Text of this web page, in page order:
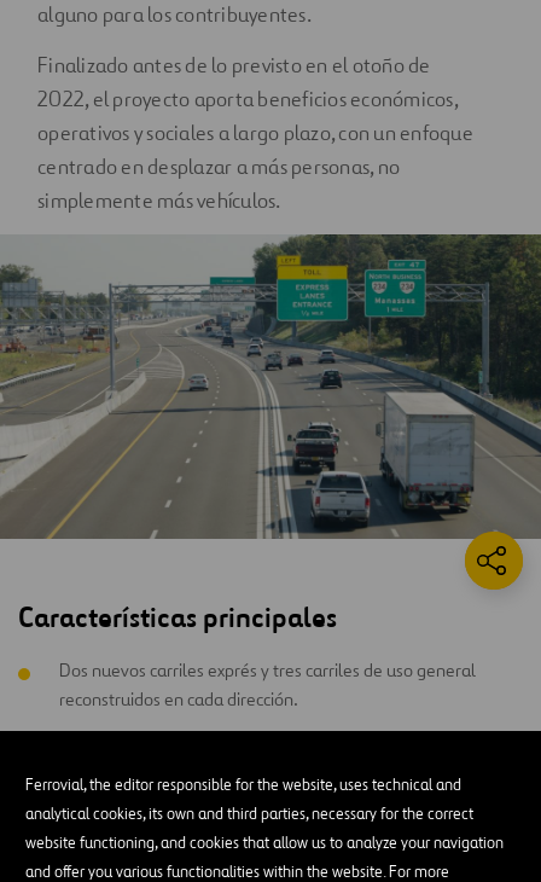
Ferrovial, the editor responsible for the website, uses technical and
analytical cookies, its own and third parties, necessary for the correct
website functioning, and cookies that allow us to analyze your navigation
and offer you various functionalities within the website. For more
alguno para los contribuyentes.
Finalizado antes de lo previsto en el otoño de
2022, el proyecto aporta beneficios económicos,
operativos y sociales a largo plazo, con un enfoque
centrado en desplazar a más personas, no
simplemente más vehículos.
Características principales
Dos nuevos carriles exprés y tres carriles de uso general
reconstruidos en cada dirección.
público, intercambios viales mejorados y mejoras en
materia de seguridad.
Más de 4.000 nuevas plazas de estacionamiento